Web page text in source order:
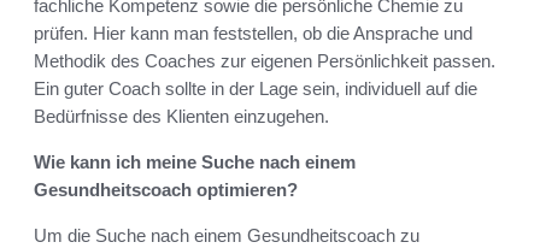
fachliche Kompetenz sowie die persönliche Chemie zu
prüfen. Hier kann man feststellen, ob die Ansprache und
Methodik des Coaches zur eigenen Persönlichkeit passen.
Ein guter Coach sollte in der Lage sein, individuell auf die
Bedürfnisse des Klienten einzugehen.
Wie kann ich meine Suche nach einem
Gesundheitscoach optimieren?
Um die Suche nach einem Gesundheitscoach zu